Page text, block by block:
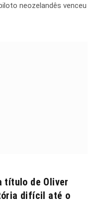
neozelandês venceu
título de Oliver
difícil até o